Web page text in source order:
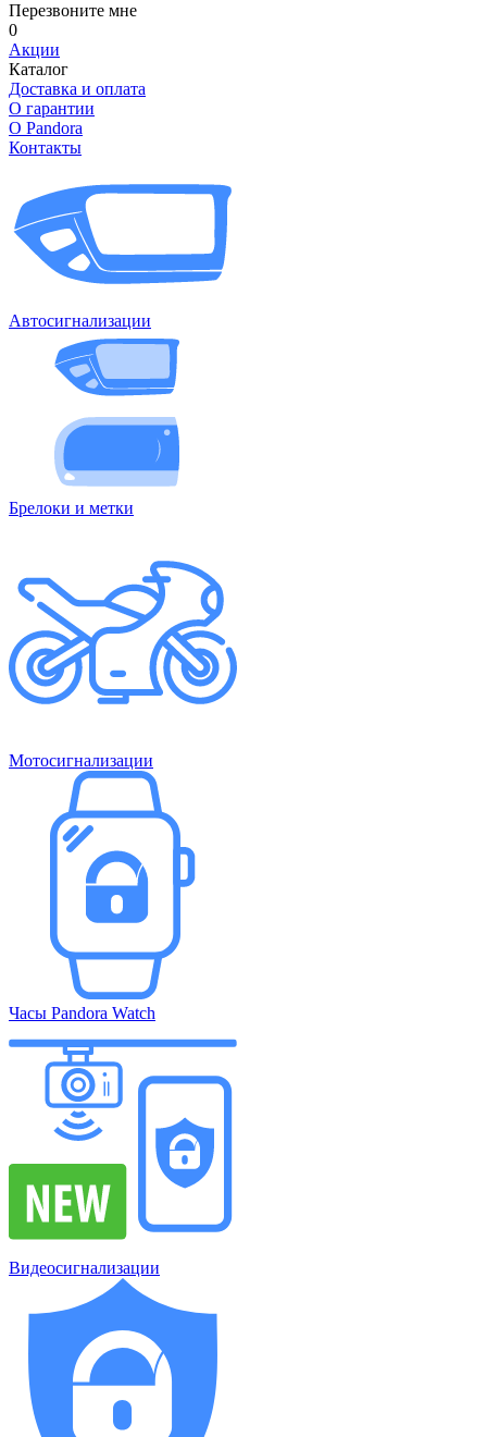
Перезвоните мне
0
Акции
Каталог
Доставка и оплата
О гарантии
О Pandora
Контакты
Автосигнализации
Брелоки и метки
Мотосигнализации
Часы Pandora Watch
Видеосигнализации